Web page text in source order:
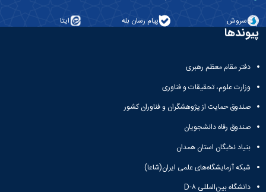
معاونت
پژوهش
معاونت
و
اجتماعی
نمایندگی
مقام
معظم
رهبری
علوم
اقتصادی
دانشکده
های
سروش پیام رسان بله ایتا
پیوندها
دفتر مقام معظم رهبری
وزارت علوم، تحقیقات و فناوری
صندوق حمایت از پژوهشگران و فناوران کشور
صندوق رفاه دانشجویان
بنیاد نخبگان استان همدان
شبکه آزمایشگاه‌های علمی ایران(شاعا)
دانشگاه بین‌المللی D-۸